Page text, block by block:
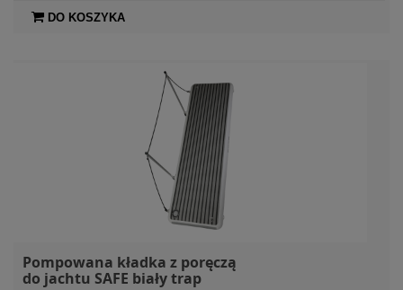
DO KOSZYKA
Pompowana kładka z poręczą
do jachtu SAFE biały trap